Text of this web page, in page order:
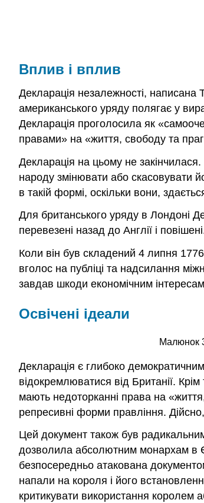
Вплив і вплив
Декларація незалежності,
американського уряду полягає у
Декларація проголосила як
правами» на «життя, свободу та
Декларація на цьому не
народу змінювати або скасовувати
в такій формі, оскільки вони,
Для британського уряду в Лондоні
перевезені назад до Англії і
Коли він був складений 4 липня
вголос на публіці та надсилання
завдав шкоди економічним
Освічені ідеали
Малюнок
Декларація є глибоко
відокремлюватися від Британії.
мають недоторканні права на
репресивні форми правління.
Цей документ також був
дозволила абсолютним монархам в
безпосередньо атакована
напали на короля і його
критикувати використання королем